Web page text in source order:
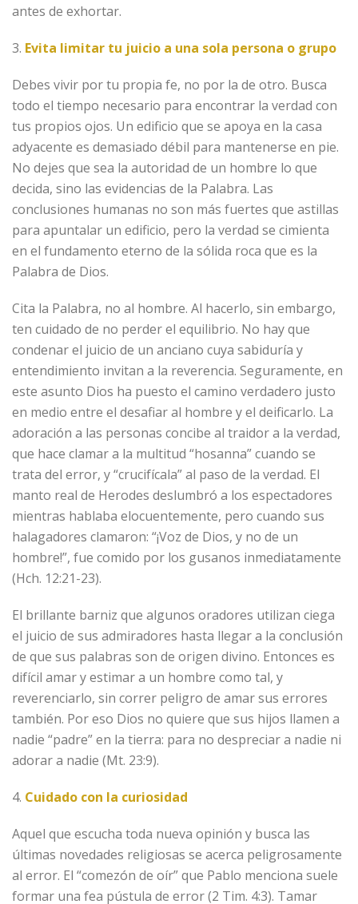
antes de exhortar.
3. Evita limitar tu juicio a una sola persona o grupo
Debes vivir por tu propia fe, no por la de otro. Busca
todo el tiempo necesario para encontrar la verdad con
tus propios ojos. Un edificio que se apoya en la casa
adyacente es demasiado débil para mantenerse en pie.
No dejes que sea la autoridad de un hombre lo que
decida, sino las evidencias de la Palabra. Las
conclusiones humanas no son más fuertes que astillas
para apuntalar un edificio, pero la verdad se cimienta
en el fundamento eterno de la sólida roca que es la
Palabra de Dios.
Cita la Palabra, no al hombre. Al hacerlo, sin embargo,
ten cuidado de no perder el equilibrio. No hay que
condenar el juicio de un anciano cuya sabiduría y
entendimiento invitan a la reverencia. Seguramente, en
este asunto Dios ha puesto el camino verdadero justo
en medio entre el desafiar al hombre y el deificarlo. La
adoración a las personas concibe al traidor a la verdad,
que hace clamar a la multitud “hosanna” cuando se
trata del error, y “crucifícala” al paso de la verdad. El
manto real de Herodes deslumbró a los espectadores
mientras hablaba elocuentemente, pero cuando sus
halagadores clamaron: “¡Voz de Dios, y no de un
hombre!”, fue comido por los gusanos inmediatamente
(Hch. 12:21-23).
El brillante barniz que algunos oradores utilizan ciega
el juicio de sus admiradores hasta llegar a la conclusión
de que sus palabras son de origen divino. Entonces es
difícil amar y estimar a un hombre como tal, y
reverenciarlo, sin correr peligro de amar sus errores
también. Por eso Dios no quiere que sus hijos llamen a
nadie “padre” en la tierra: para no despreciar a nadie ni
adorar a nadie (Mt. 23:9).
4. Cuidado con la curiosidad
Aquel que escucha toda nueva opinión y busca las
últimas novedades religiosas se acerca peligrosamente
al error. El “comezón de oír” que Pablo menciona suele
formar una fea pústula de error (2 Tim. 4:3). Tamar